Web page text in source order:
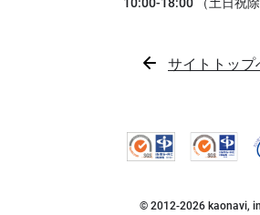
サイトトップ
© 2012-2026kaonavi,